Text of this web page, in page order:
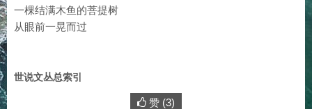
一棵结满木鱼的菩提树
从眼前一晃而过
世说文丛总索引
赞 (3)